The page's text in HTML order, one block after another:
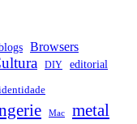
Browsers
DIY
editorial
Mac metal